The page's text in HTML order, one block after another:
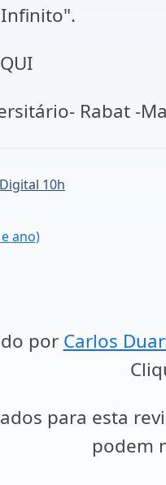
Rabat -
10h
ano)
por Carlos
para esta
podem